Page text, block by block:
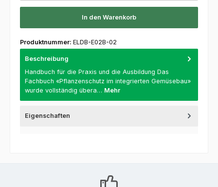
In den Warenkorb
Produktnummer: ELDB-E02B-02
Beschreibung
Handbuch für die Praxis und die Ausbildung Das
Fachbuch «Pflanzenschutz im integrierten Gemüsebau»
wurde vollständig übera… Mehr
Eigenschaften